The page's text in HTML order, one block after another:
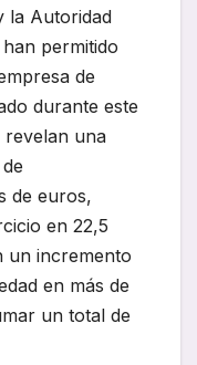
la Autoridad
permitido
de
durante este
revelan una
de euros,
en 22,5
un incremento
en más de
un total de